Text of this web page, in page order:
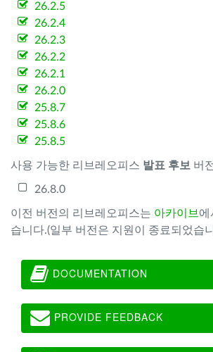
26.2.5
26.2.4
26.2.3
26.2.2
26.2.1
26.2.0
25.8.7
25.8.6
25.8.5
사용 가능한 리브레오피스 발표 후보 버
26.8.0
이전 버전의 리브레오피스는 아카이브 에
습니다.(일부 버전은 지원이 종료되었습
DOCUMENTATION
PROVIDE FEEDBACK